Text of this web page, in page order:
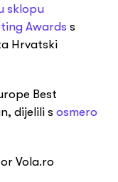
sklopu
Awards s
Hrvatski
Best
dijelili s osmero
Vola.ro